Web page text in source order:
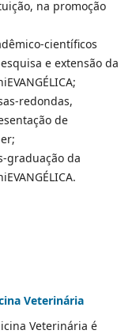
na promoção
científicos
e extensão da
redondas,
de
graduação da
Veterinária
Veterinária é